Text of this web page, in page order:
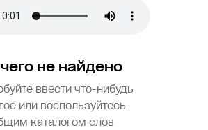
не найдено
ввести что-нибудь
или воспользуйтесь
каталогом слов